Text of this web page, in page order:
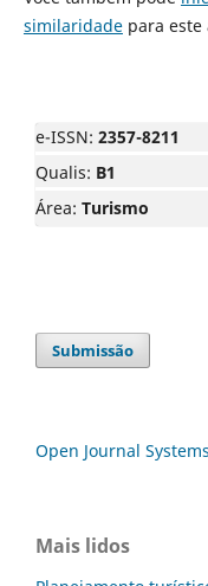
similaridadepara este
e-ISSN: 2357-8211
Qualis: B1
Área: Turismo
Submissão
Open Journal Systems
Mais lidos